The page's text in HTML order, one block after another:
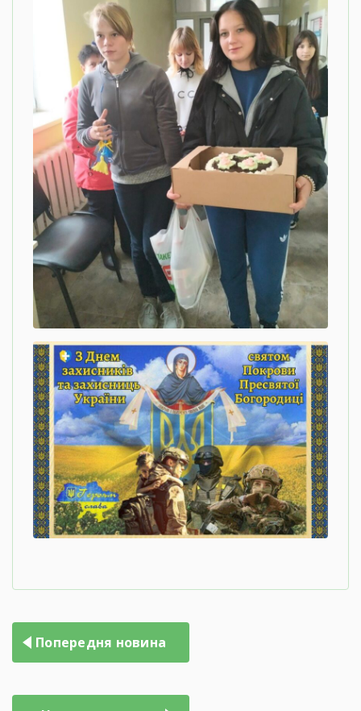
Попередня новина